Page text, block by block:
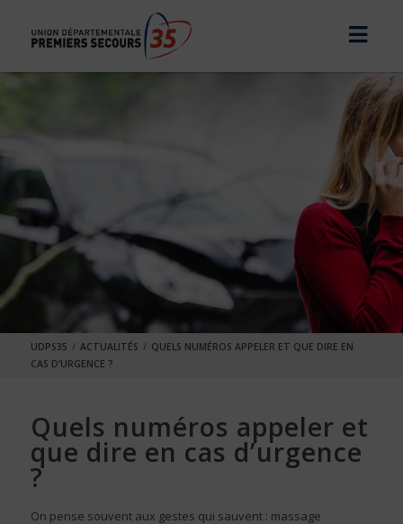
UDPS35 ACTUALITÉS
QUELS NUMÉROS APPELER ET QUE DIRE EN
CAS D’URGENCE ?
Quels numéros appeler et
que dire en cas d’urgence
?
On pense souvent aux gestes qui sauvent : massage